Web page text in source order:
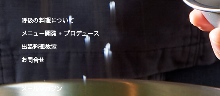
呼吸の料理について
メニュー開発 + プロデュース
出張料理教室
お問合せ
メールマガジン